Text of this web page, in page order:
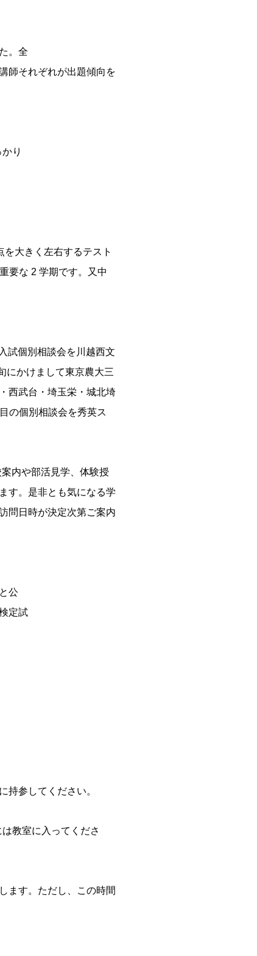
。全
師それぞれが出題傾向を
り
大きく左右するテスト
要な 2 学期です。又中
試個別相談会を川越西文
にかけまして東京農大三
西武台・埼玉栄・城北埼
の個別相談会を秀英ス
内や部活見学、体験授
す。是非とも気になる学
問日時が決定次第ご案内
公
定試
持参してください。
教室に入ってくださ
ます。ただし、この時間